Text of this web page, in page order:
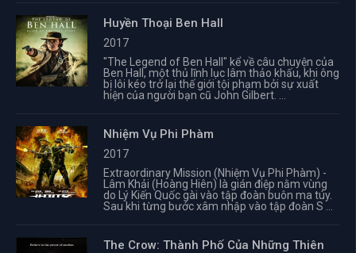
Huyền Thoại Ben Hall
2017
"The Legend of Ben Hall" kể về câu chuyện của
Ben Hall, một thủ lĩnh lục lâm thảo khấu, khi ông
bị lôi kéo trở lại thế giới tội phạm bởi sự xuất
hiện của người bạn cũ John Gilbert. ...
Nhiệm Vụ Phi Phàm
2017
Extraordinary Mission (Nhiệm Vụ Phi Phàm) -
Lâm Khải (Hoàng Hiên) là gián điệp nằm vùng
do Lý Kiến Quốc gài vào tập đoàn buôn ma túy.
Sau khi từng bước xâm nhập vào tập đoàn S ...
The Crow: Thành Phố Của Những Thiên